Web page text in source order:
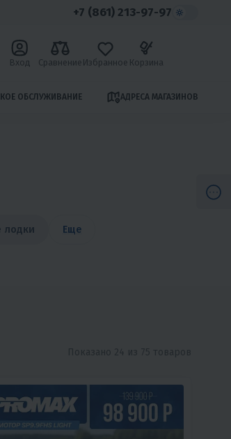
+7 (861) 213-97-97
Вход Сравнение Избранное Корзина
ОБСЛУЖИВАНИЕ АДРЕСА МАГАЗИНОВ
лодки Еще